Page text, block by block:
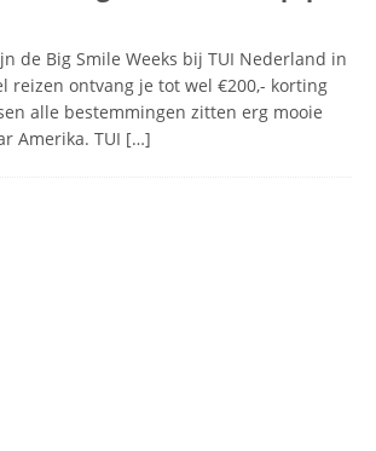
de Big Smile Weeks bij TUI Nederland in
reizen ontvang je tot wel €200,- korting
alle bestemmingen zitten erg mooie
Amerika. TUI […]